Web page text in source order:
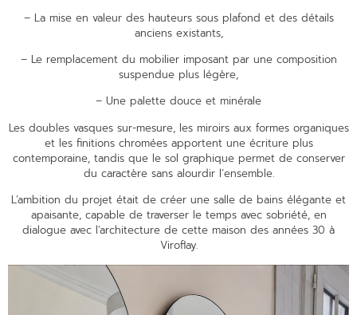
– La mise en valeur des hauteurs sous plafond et des détails
anciens existants,
– Le remplacement du mobilier imposant par une composition
suspendue plus légère,
– Une palette douce et minérale
Les doubles vasques sur-mesure, les miroirs aux formes organiques
et les finitions chromées apportent une écriture plus
contemporaine, tandis que le sol graphique permet de conserver
du caractère sans alourdir l’ensemble.
L’ambition du projet était de créer une salle de bains élégante et
apaisante, capable de traverser le temps avec sobriété, en
dialogue avec l’architecture de cette maison des années 30 à
Viroflay.